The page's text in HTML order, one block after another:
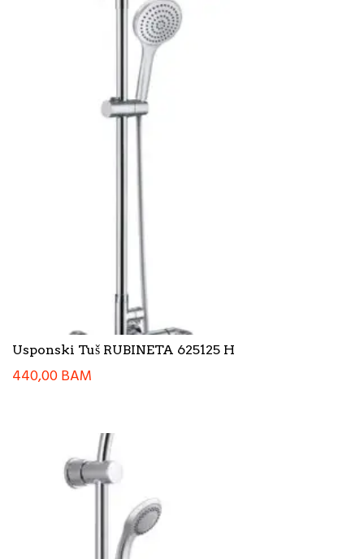
Usponski Tuš RUBINETA 625125 H
440,00BAM